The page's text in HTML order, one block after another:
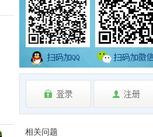
相关问题